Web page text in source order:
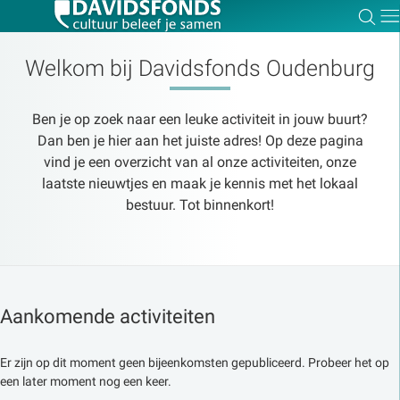
Welkom bij Davidsfonds Oudenburg
Ben je op zoek naar een leuke activiteit in jouw buurt?
Dan ben je hier aan het juiste adres! Op deze pagina
vind je een overzicht van al onze activiteiten, onze
laatste nieuwtjes en maak je kennis met het lokaal
bestuur. Tot binnenkort!
Aankomende activiteiten
Er zijn op dit moment geen bijeenkomsten gepubliceerd. Probeer het op
een later moment nog een keer.
Zoeken